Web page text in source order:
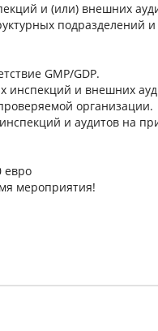
и (или) внешних
подразделений
GMP/GDP.
инспекций и внешних
организации.
и аудитов на
евро
мероприятия!